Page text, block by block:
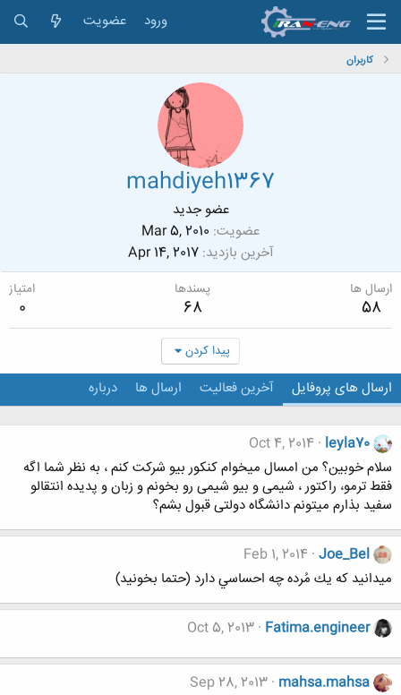
ورود عضویت
کاربران
mahdiyeh1367
عضو جدید
عضویت Mar 5, 2010
آخرین بازدید Apr 14, 2017
ارسال ها
58
پسندها
68
امتیاز
0
پیدا کردن
ارسال های پروفایل آخرین فعالیت ارسال ها درباره
leyla70
Oct 4, 2014
سلام خوبین؟ من امسال میخوام کنکور بیو شرکت کنم ، به نظر شما اگه
فقط ترمو، راکتور ، شیمی و بیو شیمی رو بخونم و زبان و پدیده انتقالو
سفید بذارم میتونم دانشگاه دولتی قبول بشم؟
Joe_Bel
Feb 1, 2014
ميدانيد كه يك مُرده چه احساسي دارد (حتما بخونید)
Fatima.engineer
Oct 5, 2013
mahsa.mahsa
Sep 28, 2013